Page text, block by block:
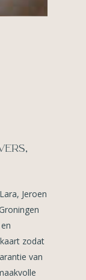
Jeroen
zodat
van